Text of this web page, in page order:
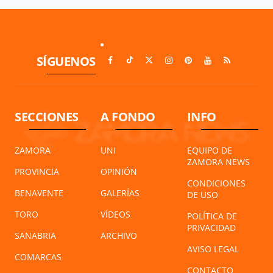
SÍGUENOS
SECCIONES
ZAMORA
PROVINCIA
BENAVENTE
TORO
SANABRIA
COMARCAS
A FONDO
UNI
OPINIÓN
GALERÍAS
VÍDEOS
ARCHIVO
INFO
EQUIPO DE
ZAMORA NEWS
CONDICIONES
DE USO
POLÍTICA DE
PRIVACIDAD
AVISO LEGAL
CONTACTO